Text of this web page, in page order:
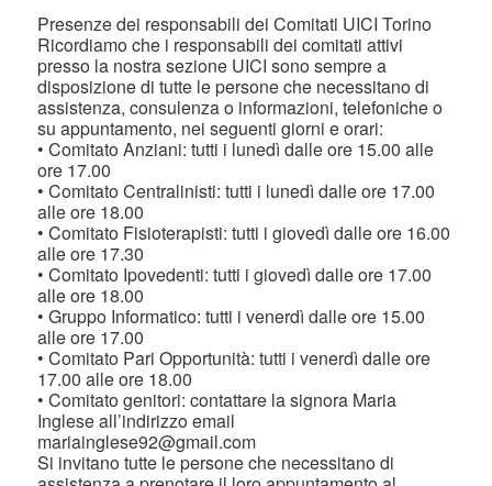
Presenze dei responsabili dei Comitati UICI Torino
Ricordiamo che i responsabili dei comitati attivi
presso la nostra sezione UICI sono sempre a
disposizione di tutte le persone che necessitano di
assistenza, consulenza o informazioni, telefoniche o
su appuntamento, nei seguenti giorni e orari:
• Comitato Anziani: tutti i lunedì dalle ore 15.00 alle
ore 17.00
• Comitato Centralinisti: tutti i lunedì dalle ore 17.00
alle ore 18.00
• Comitato Fisioterapisti: tutti i giovedì dalle ore 16.00
alle ore 17.30
• Comitato Ipovedenti: tutti i giovedì dalle ore 17.00
alle ore 18.00
• Gruppo Informatico: tutti i venerdì dalle ore 15.00
alle ore 17.00
• Comitato Pari Opportunità: tutti i venerdì dalle ore
17.00 alle ore 18.00
• Comitato genitori: contattare la signora Maria
Inglese all’indirizzo email
mariainglese92@gmail.com
Si invitano tutte le persone che necessitano di